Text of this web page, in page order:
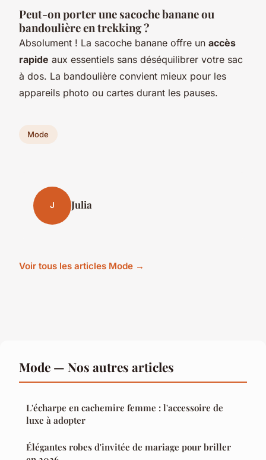
Peut-on porter une sacoche banane ou
bandoulière en trekking ?
Absolument ! La sacoche banane offre un accès
rapide aux essentiels sans déséquilibrer votre sac
à dos. La bandoulière convient mieux pour les
appareils photo ou cartes durant les pauses.
Mode
J Julia
Voir tous les articles Mode →
Mode — Nos autres articles
L'écharpe en cachemire femme : l'accessoire de
luxe à adopter
Élégantes robes d'invitée de mariage pour briller